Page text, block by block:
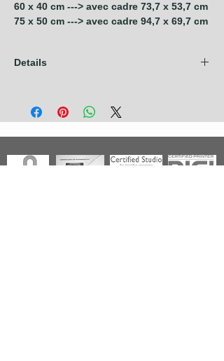
60 x 40 cm ---> avec cadre 73,7 x 53,7 cm
75 x 50 cm ---> avec cadre 94,7 x 69,7 cm
Details
Européenne + Royaume Uni + Canada +